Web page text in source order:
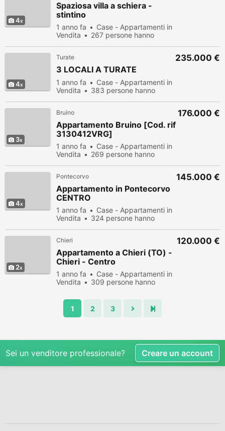
4
Spaziosa villa a schiera -
stintino
1 anno fa
Case - Appartamenti in
Vendita
267 persone hanno
4
Turate
3 LOCALI A TURATE
1 anno fa
Case - Appartamenti in
Vendita
383 persone hanno
235.000 €
3
Bruino
Appartamento Bruino [Cod. rif
3130412VRG]
1 anno fa
Case - Appartamenti in
Vendita
269 persone hanno
176.000 €
4
Pontecorvo
Appartamento in Pontecorvo
CENTRO
1 anno fa
Case - Appartamenti in
Vendita
324 persone hanno
145.000 €
2
Chieri
Appartamento a Chieri (TO) -
Chieri - Centro
1 anno fa
Case - Appartamenti in
Vendita
309 persone hanno
120.000 €
1 2 3
Sei un venditore professionale? Creare un account